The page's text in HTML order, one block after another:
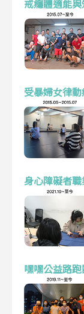
戒癮體適能
受暴婦女律
身心障礙者
嘿嘿公益路